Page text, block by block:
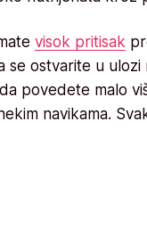
visok pritisak
se ostvarite u ulozi
povedete malo
navikama.